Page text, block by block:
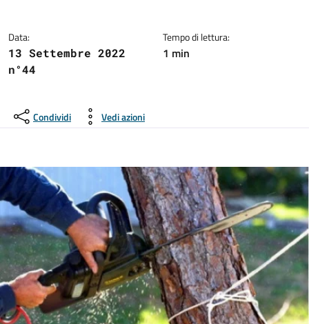
Data:
13 Settembre 2022
n°44
Tempo di lettura:
1 min
Condividi Vedi azioni